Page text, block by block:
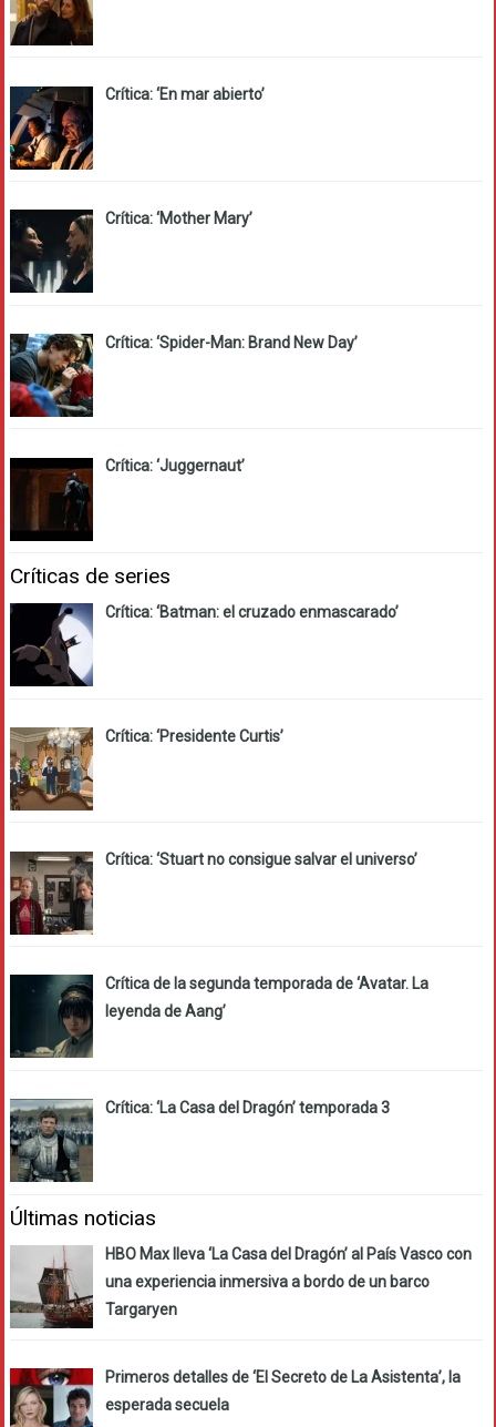
Crítica: ‘En mar abierto’
Crítica: ‘Mother Mary’
Crítica: ‘Spider-Man: Brand New Day’
Crítica: ‘Juggernaut’
Críticas de series
Crítica: ‘Batman: el cruzado enmascarado’
Crítica: ‘Presidente Curtis’
Crítica: ‘Stuart no consigue salvar el universo’
Crítica de la segunda temporada de ‘Avatar. La
leyenda de Aang’
Crítica: ‘La Casa del Dragón’ temporada 3
Últimas noticias
HBO Max lleva ‘La Casa del Dragón’ al País Vasco con
una experiencia inmersiva a bordo de un barco
Targaryen
Primeros detalles de ‘El Secreto de La Asistenta’, la
esperada secuela